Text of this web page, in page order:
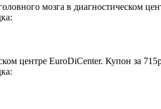
мозга в диагностическом
центре EuroDiCenter. Купон за